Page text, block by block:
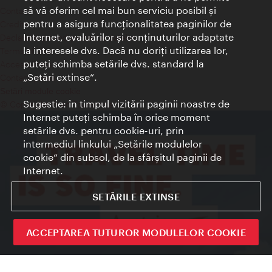
Contact
Credits
Declaraţie privind protecţia datelor
Terms of Use
Accesibilitate
Contact presa
© Copyright Wien Tourismus
să vă oferim cel mai bun serviciu posibil şi
pentru a asigura funcţionalitatea paginilor de
Internet, evaluărilor şi conţinuturilor adaptate
la interesele dvs. Dacă nu doriţi utilizarea lor,
puteţi schimba setările dvs. standard la
„Setări extinse“.
Sugestie: în timpul vizitării paginii noastre de
Internet puteţi schimba în orice moment
setările dvs. pentru cookie-uri, prin
intermediul linkului „Setările modulelor
cookie“ din subsol, de la sfârşitul paginii de
Internet.
SETĂRILE EXTINSE
ACCEPTAREA TUTUROR MODULELOR COOKIE